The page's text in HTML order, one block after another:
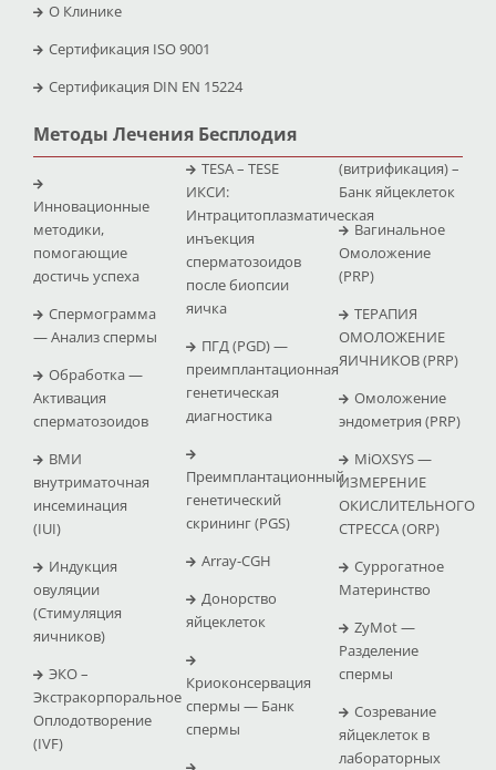
O Клинике
Сертификация ISO 9001
Сертификация DIN EN 15224
Методы Лечения Бесплодия
Инновационные
методики,
помогающие
достичь успеха
Спермограмма
— Анализ спермы
Обработка —
Активация
сперматозоидов
ВМИ
внутриматочная
инсеминация
(IUI)
Индукция
овуляции
(Стимуляция
яичников)
ЭКО –
Экстракорпоральное
Оплодотворение
(IVF)
TESA – TESE
ИКСИ:
Интрацитоплазматическая
инъекция
сперматозоидов
после биопсии
яичка
ПГД (PGD) —
преимплантационная
генетическая
диагностика
Преимплантационный
генетический
скрининг (PGS)
Array-CGH
Донорство
яйцеклеток
Криоконсервация
спермы — Банк
спермы
(витрификация) –
Банк яйцеклеток
Вагинальное
Омоложение
(PRP)
ТЕРАПИЯ
ОМОЛОЖЕНИЕ
ЯИЧНИКОВ (PRP)
Омоложение
эндометрия (PRP)
MiOXSYS —
ИЗМЕРЕНИЕ
ОКИСЛИТЕЛЬНОГО
СТРЕССА (ΟRP)
Суррогатное
Материнство
ZyMot —
Pазделение
спермы
Созревание
яйцеклеток в
лабораторных